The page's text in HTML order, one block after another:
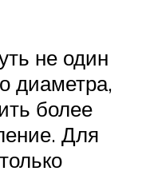
не один
диаметра,
более
Для